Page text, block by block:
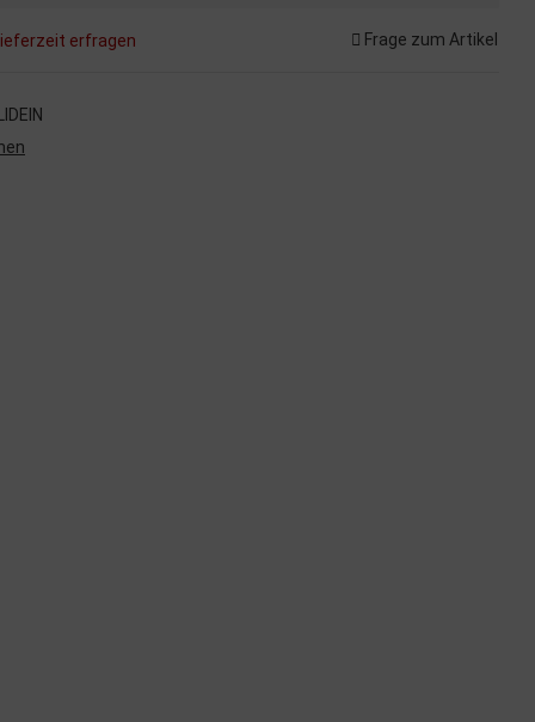
erfragen Frage zum Artikel